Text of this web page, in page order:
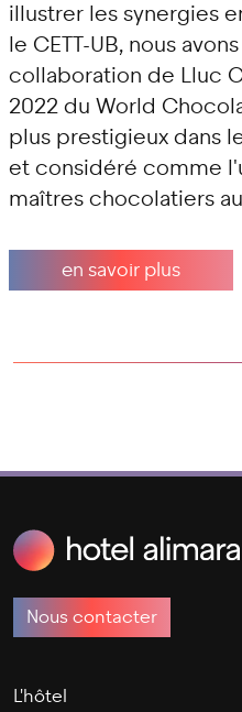
illustrer les synergies
le CETT-UB, nous
collaboration de Lluc
2022 du World
plus prestigieux dans
et considéré comme
maîtres chocolatiers
en savoir plus
Nous contacter
L'hôtel